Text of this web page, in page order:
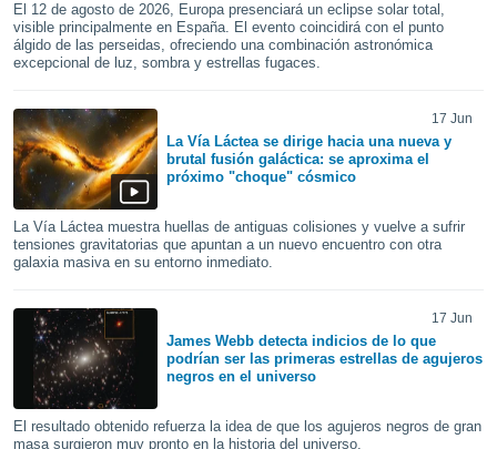
cookies
aceptar
de
sitio
te
que
sean
el sitio
se
para
El 12 de agosto de 2026, Europa presenciará un eclipse solar total,
visible principalmente en España. El evento coincidirá con el punto
álgido de las perseidas, ofreciendo una combinación astronómica
excepcional de luz, sombra y estrellas fugaces.
17 Jun
La Vía Láctea se dirige hacia una nueva y
brutal fusión galáctica: se aproxima el
próximo "choque" cósmico
La Vía Láctea muestra huellas de antiguas colisiones y vuelve a sufrir
tensiones gravitatorias que apuntan a un nuevo encuentro con otra
galaxia masiva en su entorno inmediato.
17 Jun
James Webb detecta indicios de lo que
podrían ser las primeras estrellas de agujeros
negros en el universo
El resultado obtenido refuerza la idea de que los agujeros negros de gran
masa surgieron muy pronto en la historia del universo.